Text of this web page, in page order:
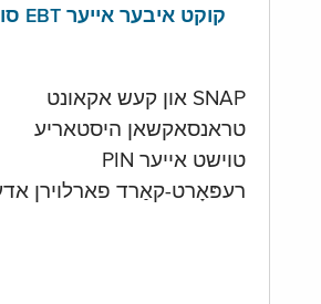
קוקט איבער אייער EBT סומע
SNAP און קעש אקאונט
טראנסאקשאן היסטאריע
טוישט אייער PIN
רעפּאָרט-קאַרד פארלוירן